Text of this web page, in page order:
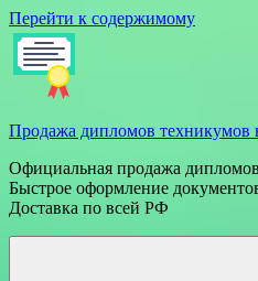
Перейти к содержимому
Продажа дипломов техникумов
Официальная продажа
Быстрое оформление
Доставка по всей РФ